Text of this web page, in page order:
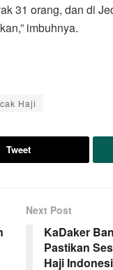
31 orang, dan di
imbuhnya.
Haji
Tweet
Next Post
KaDaker
Pastikan
Haji